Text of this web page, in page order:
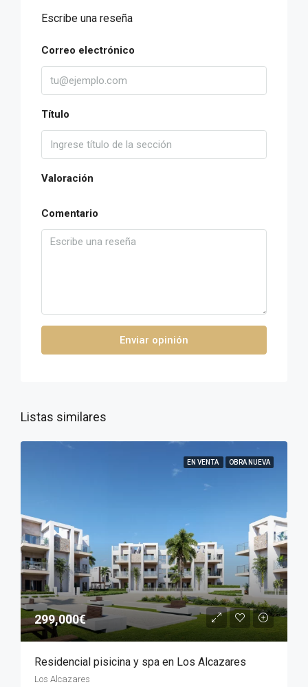
Escribe una reseña
Correo electrónico
Título
Valoración
Comentario
Enviar opinión
Listas similares
EN VENTA OBRA NUEVA
299,000€
Residencial pisicina y spa en Los Alcazares
Los Alcazares